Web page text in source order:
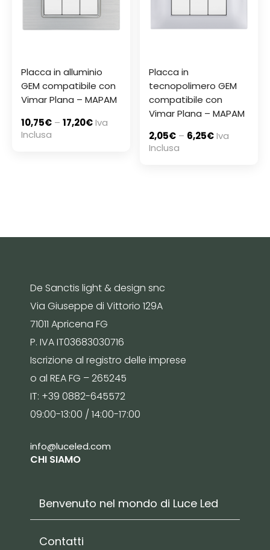
Placca in alluminio
GEM compatibile con
Vimar Plana – MAPAM
10,75€ – 17,20€Iva
Inclusa
Placca in
tecnopolimero GEM
compatibile con
Vimar Plana – MAPAM
2,05€ – 6,25€Iva
Inclusa
De Sanctis light & design snc
Via Giuseppe di Vittorio 129A
71011 Apricena FG
P. IVA IT03683030716
Iscrizione al registro delle imprese
o al REA FG – 265245
IT: +39 0882-645572
09:00-13:00 / 14:00-17:00
info@luceled.com
CHI SIAMO
Benvenuto nel mondo di Luce Led
Contatti